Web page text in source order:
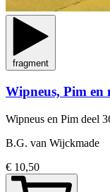
fragment
Wipneus, Pim en
Wipneus en Pim deel
B.G. van Wijckmade
€ 10,50